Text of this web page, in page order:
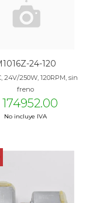
24-120
24V/250W, 120RPM, sin
freno
174952.00
No incluye IVA